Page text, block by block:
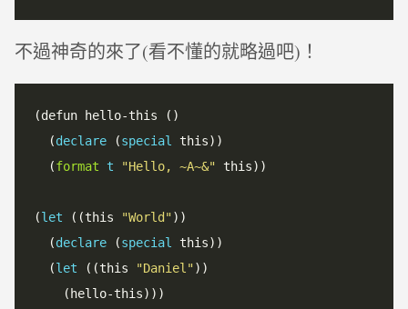
不過神奇的來了(看不懂的就略過吧)！
(defun hello-this ()
  (
declare (special
this))
  (
format t "Hello, ~A~&" this))
(let ((this "World"))
  (
declare (special
this))
  (
let ((this "Daniel"))